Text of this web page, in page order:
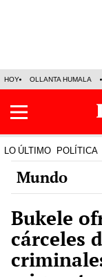
HOY OLLANTA HUMALA
LO ÚLTIMO POLÍTICA
Mundo
Bukele
cárceles